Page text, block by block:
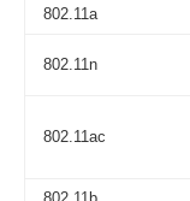
802.11a
802.11n
802.11ac